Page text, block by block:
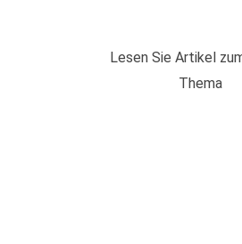
Lesen Sie Artikel
Thema